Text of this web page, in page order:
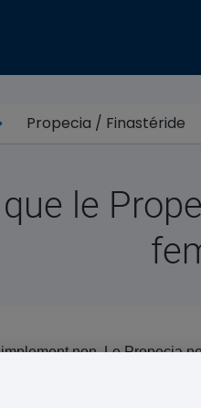
Propecia / Finastéride
le
non. Le Propecia